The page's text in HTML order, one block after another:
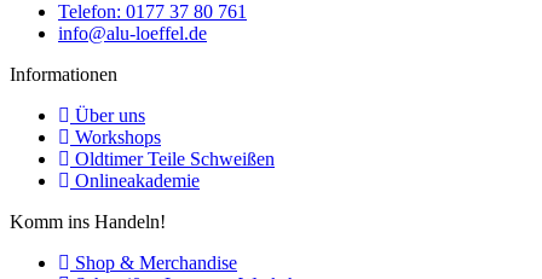
Telefon: 0177 37 80 761
info@alu-loeffel.de
Informationen
Über uns
Workshops
Oldtimer Teile Schweißen
Onlineakademie
Komm ins Handeln!
Shop & Merchandise